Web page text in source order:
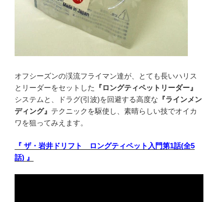
オフシーズンの渓流フライマン達が、とても長いハリス
とリーダーをセットした
『ロングティペットリーダー』
システムと、ドラグ(引波)を回避する高度な 『ラインメン
ディング』 テクニックを駆使し、素晴らしい技でオイカ
ワを狙ってみえます。
『 ザ・岩井ドリフト ロングティペット入門第1話(全5
話) 』